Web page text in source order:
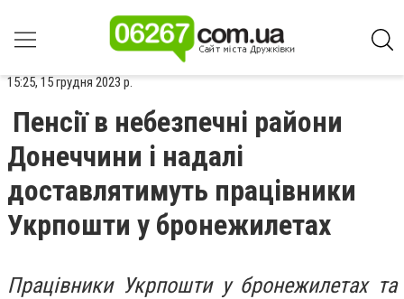
15:25, 15 грудня 2023 р.
Пенсії в небезпечні райони
Донеччини і надалі
доставлятимуть працівники
Укрпошти у бронежилетах
Працівники Укрпошти у бронежилетах та